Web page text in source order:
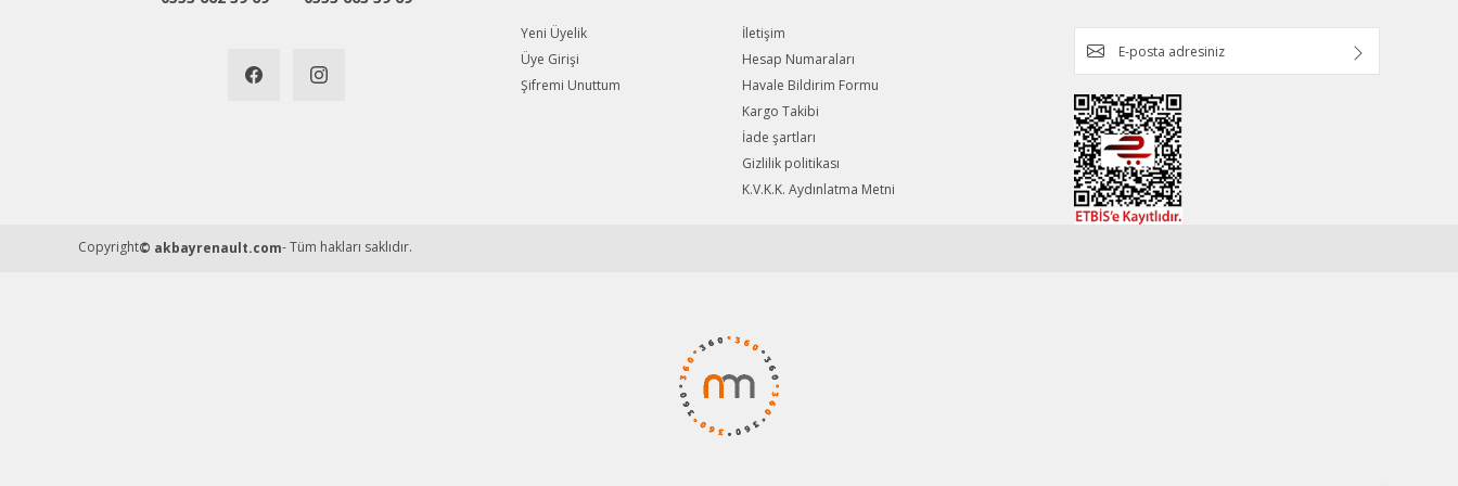
Gönder
Yeni Üyelik
Üye Girişi
Şifremi Unuttum
İletişim
Hesap Numaraları
Havale Bildirim Formu
Kargo Takibi
İade şartları
Gizlilik politikası
K.V.K.K. Aydınlatma Metni
Copyright© akbayrenault.com- Tüm hakları saklıdır.